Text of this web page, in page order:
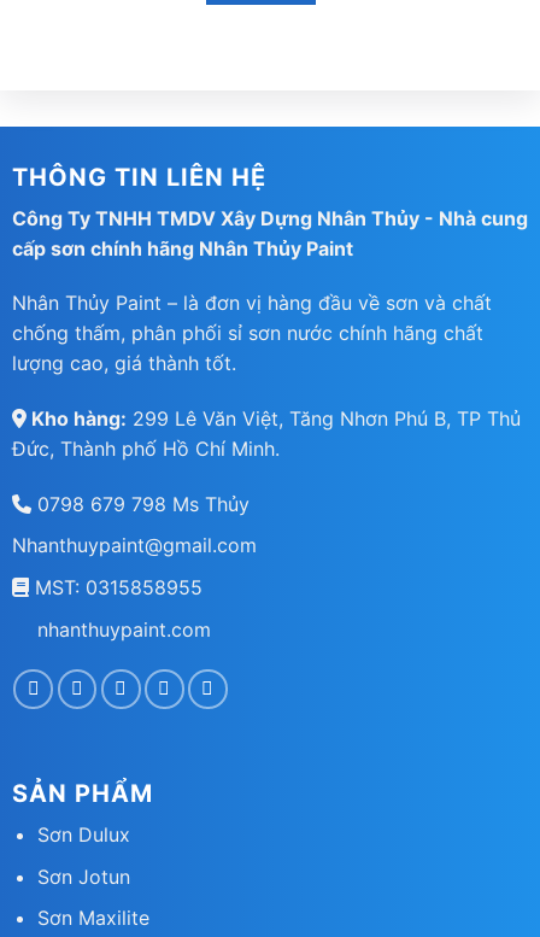
THÔNG TIN LIÊN HỆ
Công Ty TNHH TMDV Xây Dựng Nhân Thủy - Nhà cung
cấp sơn chính hãng Nhân Thủy Paint
Nhân Thủy Paint – là đơn vị hàng đầu về sơn và chất
chống thấm, phân phối sỉ sơn nước chính hãng chất
lượng cao, giá thành tốt.
Kho hàng: 299 Lê Văn Việt, Tăng Nhơn Phú B, TP Thủ
Đức, Thành phố Hồ Chí Minh.
0798 679 798 Ms Thủy
Nhanthuypaint@gmail.com
MST: 0315858955
nhanthuypaint.com
SẢN PHẨM
Sơn Dulux
Sơn Jotun
Sơn Maxilite